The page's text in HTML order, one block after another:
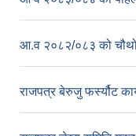
आ.व २०८२/०८३ को चौथो
राजपत्र बेरुजु फर्स्यौट